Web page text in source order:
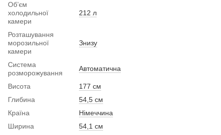
Обʼєм
холодильної
камери
212 л
Розташування
морозильної
камери
Знизу
Система
розморожування
Автоматична
Висота
177 см
Глибина
54,5 см
Країна
Німеччина
Ширина
54,1 см